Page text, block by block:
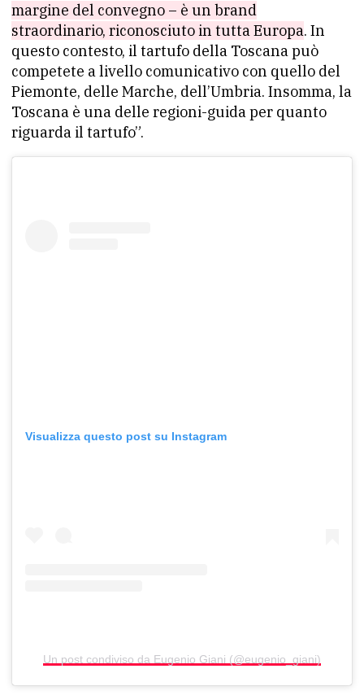
margine del convegno – è un brand
straordinario, riconosciuto in tutta Europa. In
questo contesto, il tartufo della Toscana può
competete a livello comunicativo con quello del
Piemonte, delle Marche, dell’Umbria. Insomma, la
Toscana è una delle regioni-guida per quanto
riguarda il tartufo”.
Visualizza questo post su Instagram
Un post condiviso da Eugenio Giani (@eugenio_giani)